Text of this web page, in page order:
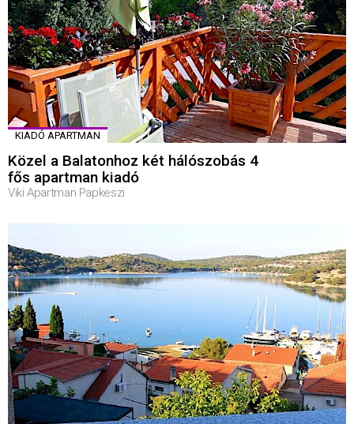
KIADÓ APARTMAN
Közel a Balatonhoz két hálószobás 4
fős apartman kiadó
Viki Apartman Papkeszi